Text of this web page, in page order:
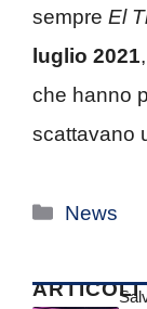
sempre El
luglio 2021
che hanno
scattavano
Categorie
News
ARTICOLI